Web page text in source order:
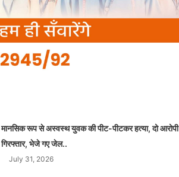
मानसिक रूप से अस्वस्थ युवक की पीट-पीटकर हत्या, दो आरोपी
गिरफ्तार, भेजे गए जेल..
July 31, 2026